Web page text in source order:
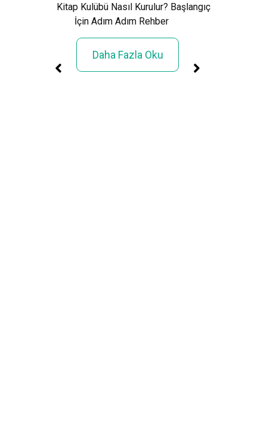
Kitap Kulübü Nasıl Kurulur? Başlangıç
İçin Adım Adım Rehber
Daha Fazla Oku